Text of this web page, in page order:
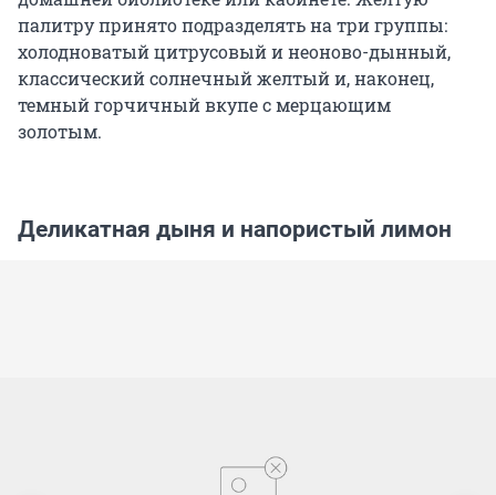
палитру принято подразделять на три группы:
холодноватый цитрусовый и неоново-дынный,
классический солнечный желтый и, наконец,
темный горчичный вкупе с мерцающим
золотым.
Деликатная дыня и напористый лимон